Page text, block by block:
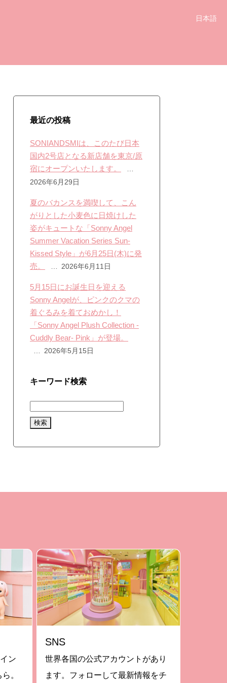
日本語
最近の投稿
SONIANDSMIは、このたび日本
国内2号店となる新店舗を東京/原
宿にオープンいたします。
2026年6月29日
夏のバカンスを満喫して、こん
がりとした小麦色に日焼けした
姿がキュートな「Sonny Angel
Summer Vacation Series Sun-
Kissed Style」が6月25日(木)に発
売。
2026年6月11日
5月15日にお誕生日を迎える
Sonny Angelが、ピンクのクマの
着ぐるみを着ておめかし！
「Sonny Angel Plush Collection -
Cuddly Bear- Pink」が登場。
2026年5月15日
キーワード検索
ン
。
SNS
世界各国の公式アカウントがあり
ます。フォローして最新情報をチ